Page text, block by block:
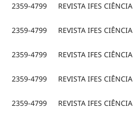
2359-4799 REVISTA IFES CIÊNCIA
2359-4799 REVISTA IFES CIÊNCIA
2359-4799 REVISTA IFES CIÊNCIA
2359-4799 REVISTA IFES CIÊNCIA
2359-4799 REVISTA IFES CIÊNCIA